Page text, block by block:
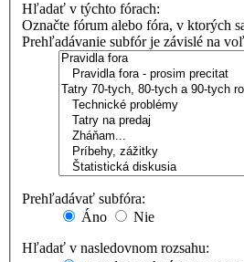
Hľadať v týchto fórach:
Označte fórum alebo fóra, v ktorých
Prehľadávanie subfór je závislé na
Prehľadávať subfóra:
Áno
Nie
Hľadať v nasledovnom rozsahu: